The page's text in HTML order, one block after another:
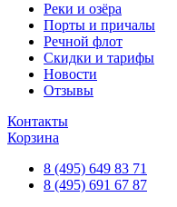
Реки и озёра
Порты и причалы
Речной флот
Скидки и тарифы
Новости
Отзывы
Контакты
Корзина
8 (495) 649 83 71
8 (495) 691 67 87